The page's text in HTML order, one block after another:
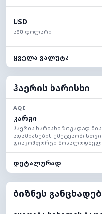
USD
აშშ დოლარი
ყველა ვალუტა
ჰაერის ხარისხი
AQI
კარგი
ჰაერის ხარისხი ზოგადად
ადამიანების
დისკომფორტი
დეტალურად
ბიზნეს